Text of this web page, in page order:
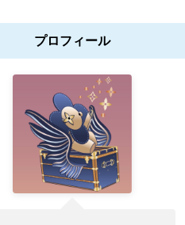
プロフィール